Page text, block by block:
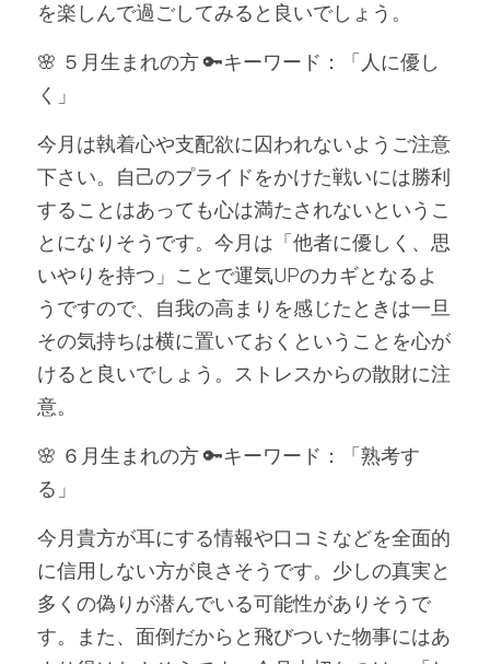
を楽しんで過ごしてみると良いでしょう。
🌸 ５月生まれの方 🔑キーワード：「人に優し
く」
今月は執着心や支配欲に囚われないようご注意
下さい。自己のプライドをかけた戦いには勝利
することはあっても心は満たされないというこ
とになりそうです。今月は「他者に優しく、思
いやりを持つ」ことで運気UPのカギとなるよ
うですので、自我の高まりを感じたときは一旦
その気持ちは横に置いておくということを心が
けると良いでしょう。ストレスからの散財に注
意。
🌸 ６月生まれの方 🔑キーワード：「熟考す
る」
今月貴方が耳にする情報や口コミなどを全面的
に信用しない方が良さそうです。少しの真実と
多くの偽りが潜んでいる可能性がありそうで
す。また、面倒だからと飛びついた物事にはあ